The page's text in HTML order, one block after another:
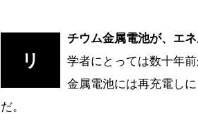
リ
チウム金属電池が、エ
学者にとっては数十年
金属電池には再充電し
だ。